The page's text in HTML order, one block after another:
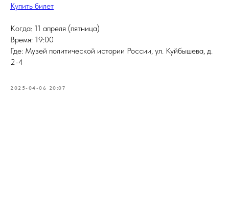
Купить билет
Когда: 11 апреля (пятница)
Время: 19:00
Где: Музей политической истории России, ул. Куйбышева, д.
2-4
2025-04-06 20:07